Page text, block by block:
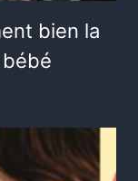
bien la
bébé